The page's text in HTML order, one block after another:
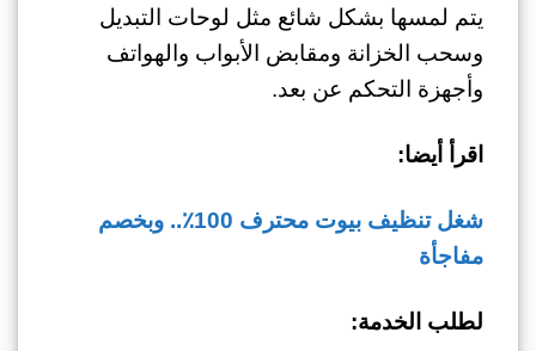
يتم لمسها بشكل شائع مثل لوحات التبديل
وسحب الخزانة ومقابض الأبواب والهواتف
وأجهزة التحكم عن بعد.
اقرأ أيضا:
شغل تنظيف بيوت محترف 100٪.. وبخصم
مفاجأة
لطلب الخدمة: